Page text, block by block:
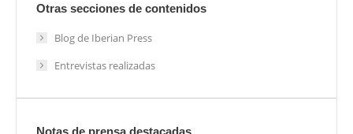
Otras secciones de contenidos
Blog de Iberian Press
Entrevistas realizadas
Notas de prensa destacadas